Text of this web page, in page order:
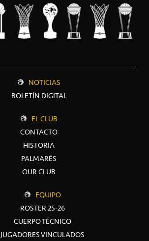
NOTICIAS
BOLETÍN DIGITAL
EL CLUB
CONTACTO
HISTORIA
PALMARÉS
OUR CLUB
EQUIPO
ROSTER 25-26
CUERPO TÉCNICO
JUGADORES VINCULADOS